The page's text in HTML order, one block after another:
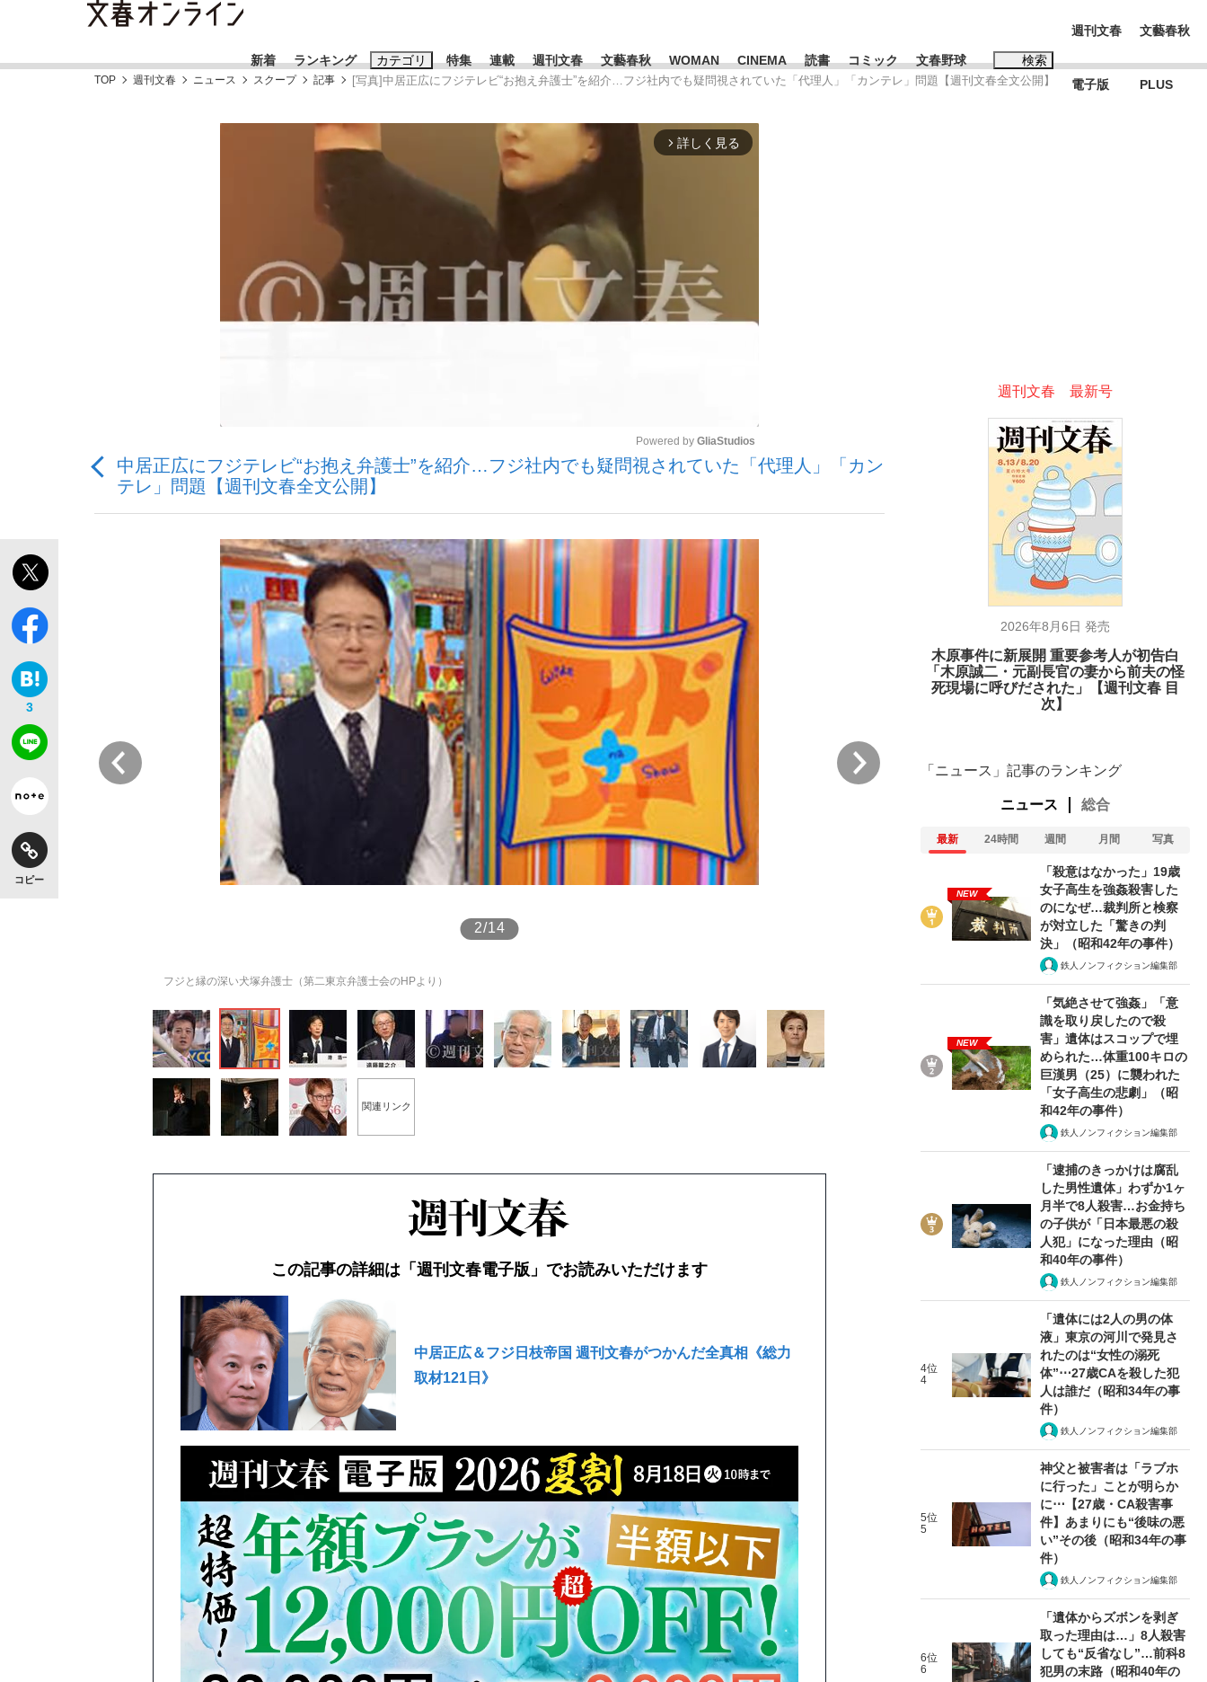
新着 ランキング カテゴリ
「敗因分析は一切聞かれなかった」侍ジャパン選手が証言した“NPB聞... 「クマが悪者扱いされているのが悲しい」『北の国から』倉本聰氏（91...
「目標達成できなかったからと言って…」サッカー日本代表・森保一監督...
もっと見る
特集
キングの誕生を、目撃せよ。
いまさら聞けない資産運用のすべて
もっと見る
連載 週刊文春 文藝春秋 WOMAN CINEMA 読書 コミック 文春野球 検索
おすすめのキーワードタグ一覧
#高市早苗 #森岡毅
週刊文春
電子版
文藝春秋
PLUS
TOP 週刊文春 ニュース スクープ 記事 [写真]中居正広にフジテレビ“お抱え弁護士”を紹介…フジ社内でも疑問視されていた「代理人」「カンテレ」問題【週刊文春全文公開】
arrow_forward_ios 詳しく見る
Powered by GliaStudios
中居正広にフジテレビ“お抱え弁護士”を紹介…フジ社内でも疑問視されていた「代理人」「カン
テレ」問題【週刊文春全文公開】
3
コピー
2/14
フジと縁の深い犬塚弁護士（第二東京弁護士会のHPより）
3/14
関連リンク
この記事の詳細は「週刊文春電子版」でお読みいただけます
中居正広＆フジ日枝帝国 週刊文春がつかんだ全真相《総力
取材121日》
週刊文春 最新号
2026年8月6日 発売
木原事件に新展開 重要参考人が初告白
「木原誠二・元副長官の妻から前夫の怪
死現場に呼びだされた」【週刊文春 目
次】
「ニュース」記事のランキング
ニュース 総合
最新 24時間 週間 月間 写真
NEW
「殺意はなかった」19歳
女子高生を強姦殺害した
のになぜ…裁判所と検察
が対立した「驚きの判
決」（昭和42年の事件）
鉄人ノンフィクション編集部
NEW
「気絶させて強姦」「意
識を取り戻したので殺
害」遺体はスコップで埋
められた…体重100キロの
巨漢男（25）に襲われた
「女子高生の悲劇」（昭
和42年の事件）
鉄人ノンフィクション編集部
「逮捕のきっかけは腐乱
した男性遺体」わずか1ヶ
月半で8人殺害…お金持ち
の子供が「日本最悪の殺
人犯」になった理由（昭
和40年の事件）
鉄人ノンフィクション編集部
4位
4
「遺体には2人の男の体
液」東京の河川で発見さ
れたのは“女性の溺死
体”⋯27歳CAを殺した犯
人は誰だ（昭和34年の事
件）
鉄人ノンフィクション編集部
5位
5
神父と被害者は「ラブホ
に行った」ことが明らか
に⋯【27歳・CA殺害事
件】あまりにも“後味の悪
い”その後（昭和34年の事
件）
鉄人ノンフィクション編集部
6位
6
「遺体からズボンを剥ぎ
取った理由は…」8人殺害
しても“反省なし”…前科8
犯男の末路（昭和40年の